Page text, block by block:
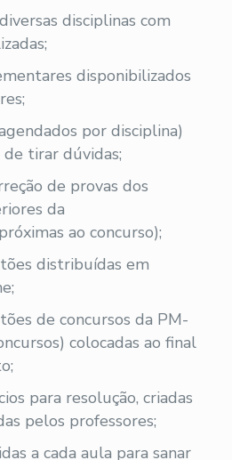
disciplinas com
disponibilizados
por disciplina)
tirar dúvidas;
de provas dos
da
ao concurso);
distribuídas em
de concursos da PM-
colocadas ao final
para resolução, criadas
pelos professores;
a cada aula para sanar